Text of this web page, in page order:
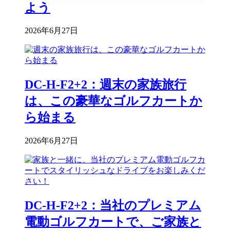
よう
2026年6月27日
DC-H-F2+2：週末の家族旅行
は、この豪華なゴルフカートか
ら始まる
2026年6月27日
DC-H-F2+2：当社のプレミアム
電動ゴルフカートで、ご家族と